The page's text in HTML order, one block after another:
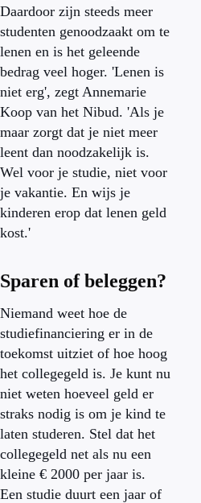
Daardoor zijn steeds meer
studenten genoodzaakt om te
lenen en is het geleende
bedrag veel hoger. 'Lenen is
niet erg', zegt Annemarie
Koop van het Nibud. 'Als je
maar zorgt dat je niet meer
leent dan noodzakelijk is.
Wel voor je studie, niet voor
je vakantie. En wijs je
kinderen erop dat lenen geld
kost.'
Sparen of beleggen?
Niemand weet hoe de
studiefinanciering er in de
toekomst uitziet of hoe hoog
het collegegeld is. Je kunt nu
niet weten hoeveel geld er
straks nodig is om je kind te
laten studeren. Stel dat het
collegegeld net als nu een
kleine € 2000 per jaar is.
Een studie duurt een jaar of